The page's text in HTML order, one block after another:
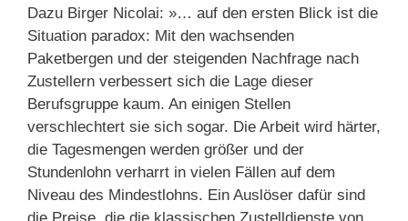
Dazu Birger Nicolai: »… auf den ersten Blick ist die
Situation paradox: Mit den wachsenden
Paketbergen und der steigenden Nachfrage nach
Zustellern verbessert sich die Lage dieser
Berufsgruppe kaum. An einigen Stellen
verschlechtert sie sich sogar. Die Arbeit wird härter,
die Tagesmengen werden größer und der
Stundenlohn verharrt in vielen Fällen auf dem
Niveau des Mindestlohns. Ein Auslöser dafür sind
die Preise, die die klassischen Zustelldienste von